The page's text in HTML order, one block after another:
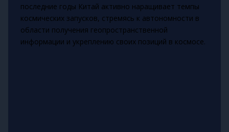
последние годы Китай активно наращивает темпы
космических запусков, стремясь к автономности в
области получения геопространственной
информации и укреплению своих позиций в космосе.